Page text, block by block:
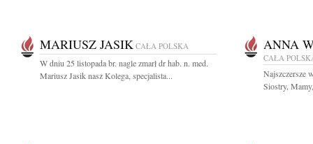
MARIUSZ JASIK CAŁA POLSKA
W dniu 25 listopada br. nagle zmarł dr hab. n. med.
Mariusz Jasik nasz Kolega, specjalista...
ANNA
CAŁA
Najszczersze
Siostry,